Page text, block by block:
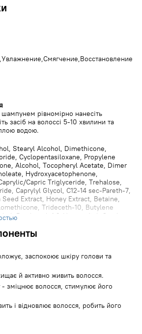
Увлажнение Смягчение Восстановление
рівномірно нанесіть
засіб на волоссі 5-10 хвилини та
водою.
Stearyl Alcohol, Dimethicone,
Cyclopentasiloxane, Propylene
Alcohol, Tocopheryl Acetate, Dimer
Hydroxyacetophenone,
Capric Triglyceride, Trehalose,
Caprylyl Glycol, C12-14 sec-Pareth-7,
Extract, Honey Extract, Betaine,
Trideceth-10, Butylene
Panthenol, 1,2-Hexanediol, Cetyl
Calendula Officinalis Flower Oil,
(Apricot) Kernel Oil, Sclerocarya
Acids, Cyclohexasiloxane,
Hydrolyzed Collagen, Hydrolyzed
Glycerin, Polygonum Multiflorum Root
Root Extract, Asarum Sieboldi Root
Extract, Thuja Orientalis Leaf
Fruit Extract, Sophora Angustifolia
Nucifera Flower Extract, Prunus
заспокоює шкіру голови та
й активно живить волосся.
- зміцнює волосся, стимулює його
і відновлює волосся, робить його